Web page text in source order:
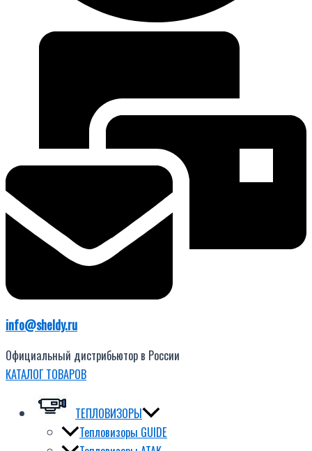
info@sheldy.ru
Официальный дистрибьютор в России
КАТАЛОГ ТОВАРОВ
ТЕПЛОВИЗОРЫ
Тепловизоры GUIDE